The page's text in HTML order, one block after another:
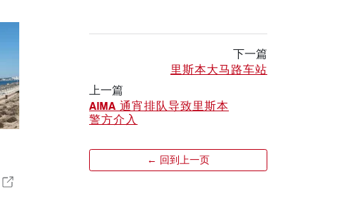
下一篇
里斯本大马路车站
上一篇
AIMA 通宵排队导致里斯本
警方介入
← 回到上一页